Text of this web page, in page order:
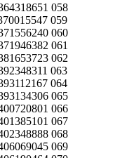
058
059
060
061
062
063
064
065
066
067
068
069